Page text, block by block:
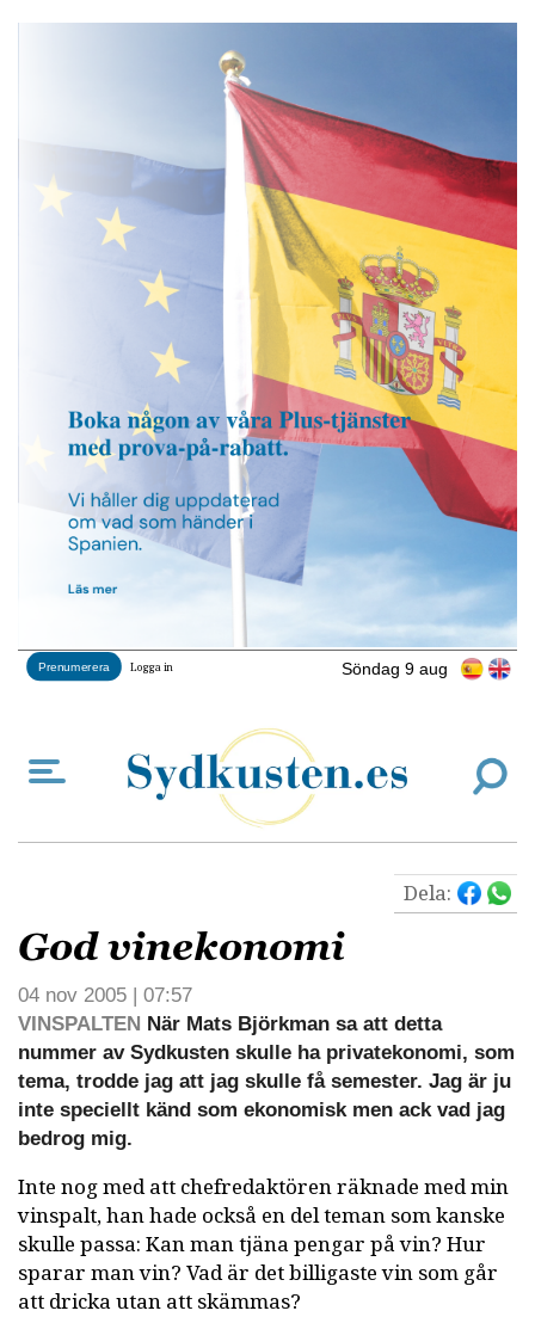
Söndag 9 aug
Prenumerera Logga in
Dela:
God vinekonomi
04 nov 2005 | 07:57
VINSPALTEN När Mats Björkman sa att detta
nummer av Sydkusten skulle ha privatekonomi, som
tema, trodde jag att jag skulle få semester. Jag är ju
inte speciellt känd som ekonomisk men ack vad jag
bedrog mig.
Inte nog med att chefredaktören räknade med min
vinspalt, han hade också en del teman som kanske
skulle passa: Kan man tjäna pengar på vin? Hur
sparar man vin? Vad är det billigaste vin som går
att dricka utan att skämmas?